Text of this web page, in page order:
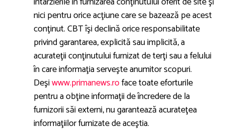
nici pentru orice acţiune care se bazează pe acest
conţinut. CBT îşi declină orice responsabilitate
privind garantarea, explicită sau implicită, a
acurateţii conţinutului furnizat de terţi sau a felului
în care informaţia serveşte anumitor scopuri.
Deşiwww.primanews.roface toate eforturile
pentru a obţine informaţii de încredere de la
furnizorii săi externi, nu garantează acurateţea
informaţiilor furnizate de aceştia.